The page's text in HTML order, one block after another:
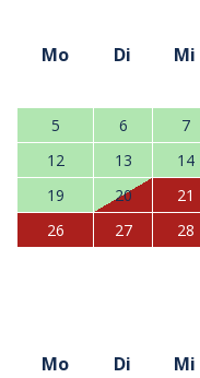
Mo
Di Mi
5
6 7
12
13 14
19
20 21
26
27 28
Mo
Di Mi